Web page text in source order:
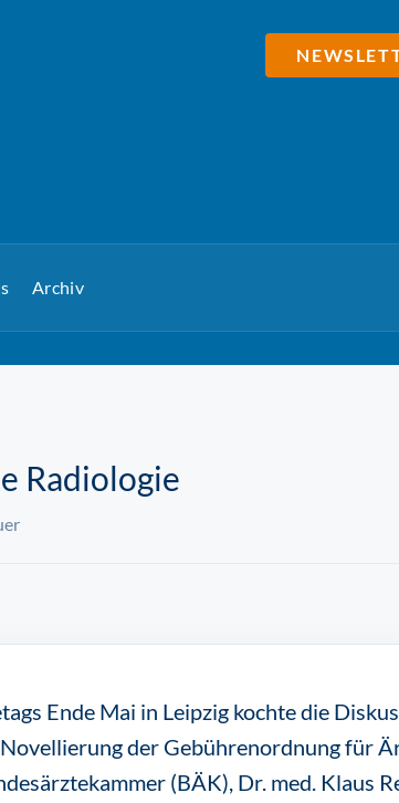
Archiv
Radiologie
Ende Mai in Leipzig kochte die
der Gebührenordnung für
(BÄK), Dr. med. Klaus